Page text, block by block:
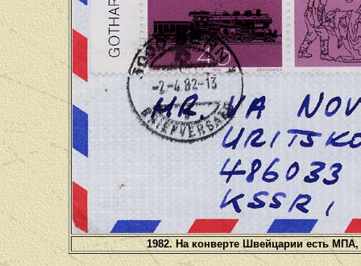
1982. На конверте Швейцарии есть